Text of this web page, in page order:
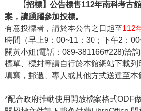
息
參
觀
展
覽
習
【招標】公告標售112年南科考古館
案，請踴躍參加投標。
有意投標者，請於本公告之日起至112
時間（早上9：00~11：30；下午2：
關黃小姐(電話：089-381166#228)洽
標單、標封等請自行於本館網站下載列
填寫，郵遞、專人或其他方式送達至本
*配合政府推動使用開放檔案格式ODF